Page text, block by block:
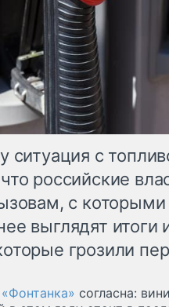
ситуация с
российские
с
выглядят
грозили
«Фонтанка» согласна: